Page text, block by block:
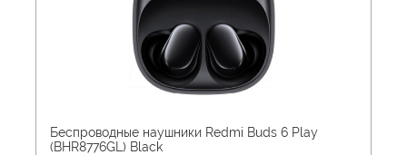
Беспроводные наушники Redmi Buds 6 Play
(BHR8776GL) Black